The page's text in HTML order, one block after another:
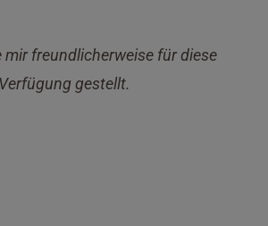
mir freundlicherweise für diese
gestellt.